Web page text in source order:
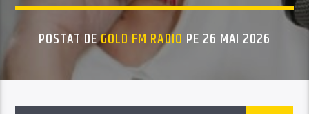
POSTAT DEGOLD FM RADIO PE 26 MAI 2026